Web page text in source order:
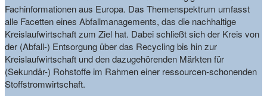
Fachinformationen aus Europa. Das Themenspektrum umfasst
alle Facetten eines Abfallmanagements, das die nachhaltige
Kreislaufwirtschaft zum Ziel hat. Dabei schließt sich der Kreis von
der (Abfall-) Entsorgung über das Recycling bis hin zur
Kreislaufwirtschaft und den dazugehörenden Märkten für
(Sekundär-) Rohstoffe im Rahmen einer ressourcen-schonenden
Stoffstromwirtschaft.